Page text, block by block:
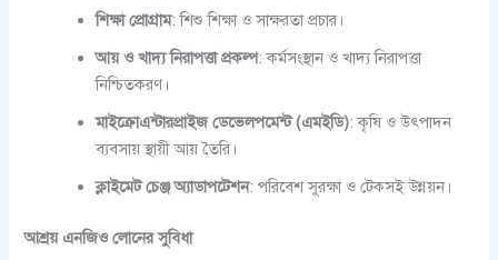
শিক্ষা প্রোগ্রাম: শিশু শিক্ষা ও সাক্ষরতা প্রচার।
আয় ও খাদ্য নিরাপত্তা প্রকল্প: কর্মসংস্থান ও খাদ্য নিরাপত্তা
নিশ্চিতকরণ।
মাইক্রোএন্টারপ্রাইজ ডেভেলপমেন্ট (এমইডি): কৃষি ও উৎপাদন
ব্যবসায় স্থায়ী আয় তৈরি।
ক্লাইমেট চেঞ্জ অ্যাডাপটেশন: পরিবেশ সুরক্ষা ও টেকসই উন্নয়ন।
আশ্রয় এনজিও লোনের সুবিধা